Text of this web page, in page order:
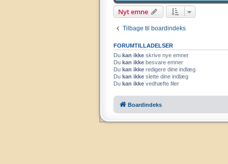
Nyt emne
Tilbage til boardindeks
FORUMTILLADELSER
Du kan ikke skrive nye emner
Du kan ikke besvare emner
Du kan ikke redigere dine indlæg
Du kan ikke slette dine indlæg
Du kan ikke vedhæfte filer
Boardindeks